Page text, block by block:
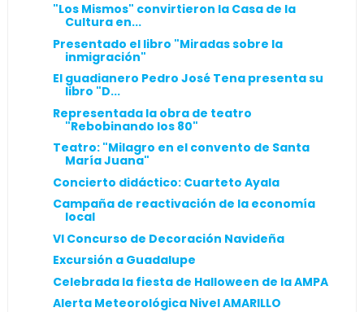
"Los Mismos" convirtieron la Casa de la
Cultura en...
Presentado el libro "Miradas sobre la
inmigración"
El guadianero Pedro José Tena presenta su
libro "D...
Representada la obra de teatro
"Rebobinando los 80"
Teatro: "Milagro en el convento de Santa
María Juana"
Concierto didáctico: Cuarteto Ayala
Campaña de reactivación de la economía
local
VI Concurso de Decoración Navideña
Excursión a Guadalupe
Celebrada la fiesta de Halloween de la AMPA
Alerta Meteorológica Nivel AMARILLO